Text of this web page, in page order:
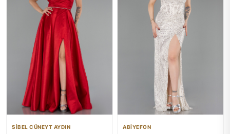
SİBEL CÜNEYT AYDIN ABİYEFON